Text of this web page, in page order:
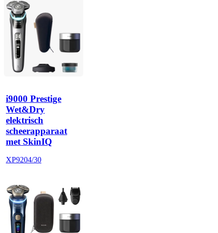
i9000 Prestige
Wet&Dry
elektrisch
scheerapparaat
met SkinIQ
XP9204/30